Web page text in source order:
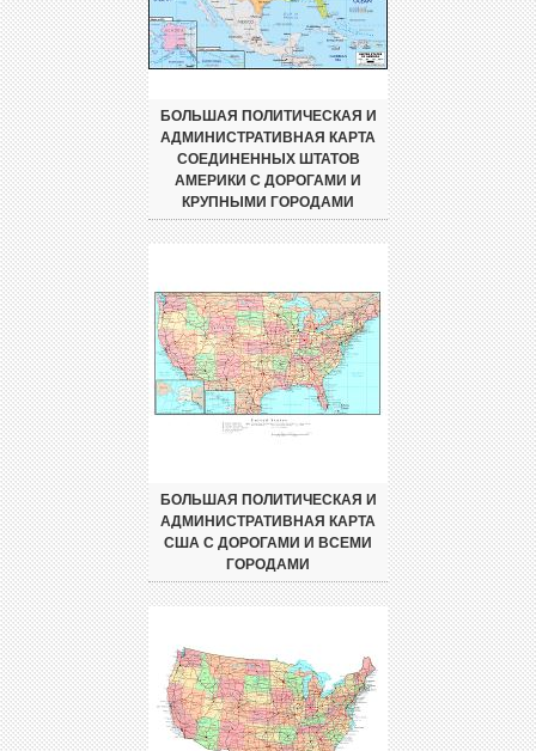
БОЛЬШАЯ ПОЛИТИЧЕСКАЯ И
АДМИНИСТРАТИВНАЯ КАРТА
СОЕДИНЕННЫХ ШТАТОВ
АМЕРИКИ С ДОРОГАМИ И
КРУПНЫМИ ГОРОДАМИ
БОЛЬШАЯ ПОЛИТИЧЕСКАЯ И
АДМИНИСТРАТИВНАЯ КАРТА
США С ДОРОГАМИ И ВСЕМИ
ГОРОДАМИ